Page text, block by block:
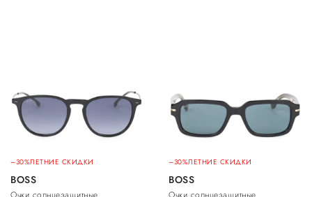
–30%ЛЕТНИЕ СКИДКИ
BOSS
–30%ЛЕТНИЕ СКИДКИ
BOSS